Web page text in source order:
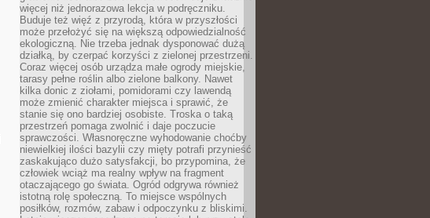
więcej niż jednorazowa lekcja w podręczniku.
Buduje też więź z przyrodą, która w przyszłości
może przełożyć się na większą odpowiedzialność
ekologiczną. Nie trzeba jednak dysponować dużą
działką, by czerpać korzyści z zielonej przestrzeni.
Coraz więcej osób urządza małe ogrody miejskie,
tarasy pełne roślin albo zielone balkony. Nawet
kilka donic z ziołami, pomidorami czy lawendą
może zmienić charakter miejsca i sprawić, że
stanie się ono bardziej osobiste. Troska o taką
przestrzeń pomaga zwolnić i daje poczucie
sprawczości. Własnoręczne wyhodowanie choćby
niewielkiej ilości bazylii czy mięty potrafi przynieść
zaskakująco dużo satysfakcji, bo przypomina, że
człowiek wciąż ma realny wpływ na fragment
otaczającego go świata. Ogród odgrywa również
istotną rolę społeczną. To miejsce wspólnych
posiłków, rozmów, zabaw i odpoczynku z bliskimi.